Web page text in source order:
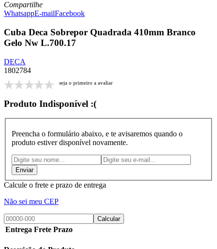
Compartilhe
WhatsappE-mailFacebook
Cuba Deca Sobrepor Quadrada 410mm Branco
Gelo Nw L.700.17
DECA
1802784
seja o primeiro a avaliar
Produto Indisponível :(
Preencha o formulário abaixo, e te avisaremos quando o
produto estiver disponível novamente.
Calcule o frete e prazo de entrega
Não sei meu CEP
Calcular
Entrega Frete Prazo